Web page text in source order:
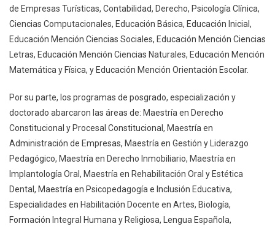
de Empresas Turísticas, Contabilidad, Derecho, Psicología Clínica,
Ciencias Computacionales, Educación Básica, Educación Inicial,
Educación Mención Ciencias Sociales, Educación Mención Ciencias
Letras, Educación Mención Ciencias Naturales, Educación Mención
Matemática y Física, y Educación Mención Orientación Escolar.
Por su parte, los programas de posgrado, especialización y
doctorado abarcaron las áreas de: Maestría en Derecho
Constitucional y Procesal Constitucional, Maestría en
Administración de Empresas, Maestría en Gestión y Liderazgo
Pedagógico, Maestría en Derecho Inmobiliario, Maestría en
Implantología Oral, Maestría en Rehabilitación Oral y Estética
Dental, Maestría en Psicopedagogía e Inclusión Educativa,
Especialidades en Habilitación Docente en Artes, Biología,
Formación Integral Humana y Religiosa, Lengua Española,